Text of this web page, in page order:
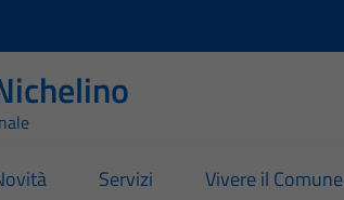
Servizi Vivere il Comune